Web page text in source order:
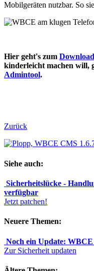
Mobilgeräten nutzbar. So
Hier geht's zum Download
kinderleicht machen will,
Admintool.
Zurück
Siehe auch:
Sicherheitslücke -
verfügbar
Jetzt patchen!
Neuere Themen:
Noch ein Update:
Zur Sicherheit updaten